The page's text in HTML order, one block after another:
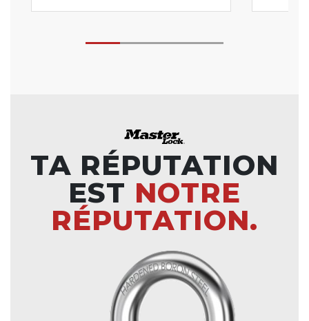
TA RÉPUTATION
EST NOTRE
RÉPUTATION.